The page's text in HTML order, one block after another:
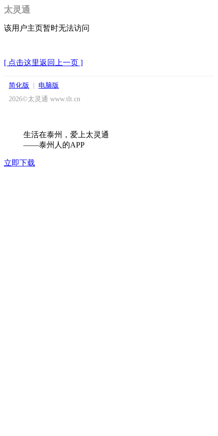
太灵通
该用户主页暂时无法访问
[ 点击这里返回上一页 ]
简化版
电脑版
2026©太灵通 www.tlt.cn
生活在泰州，爱上太灵通
——泰州人的APP
立即下载